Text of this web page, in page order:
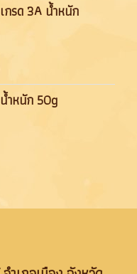
กรด 3A น้ำหนัก
ำหนัก 50g